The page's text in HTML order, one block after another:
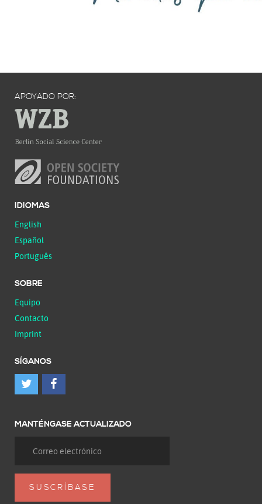
APOYADO POR:
IDIOMAS
English
Español
Português
SOBRE
Equipo
Contacto
Imprint
SÍGANOS
MANTÉNGASE ACTUALIZADO